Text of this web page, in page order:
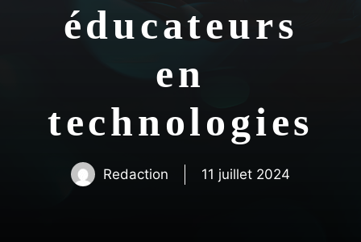
éducateurs
en
technologies
Redaction 11 juillet 2024